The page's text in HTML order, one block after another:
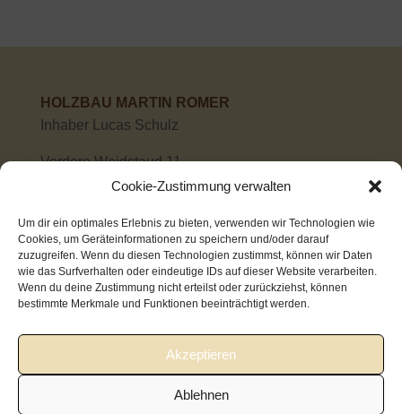
Cookie-Zustimmung verwalten
Um dir ein optimales Erlebnis zu bieten, verwenden wir Technologien wie
Cookies, um Geräteinformationen zu speichern und/oder darauf
zuzugreifen. Wenn du diesen Technologien zustimmst, können wir Daten
wie das Surfverhalten oder eindeutige IDs auf dieser Website verarbeiten.
Wenn du deine Zustimmung nicht erteilst oder zurückziehst, können
bestimmte Merkmale und Funktionen beeinträchtigt werden.
Akzeptieren
Ablehnen
HOLZBAU MARTIN ROMER
Inhaber Lucas Schulz
Vordere Weidstaud 11
78465 Konstanz Dingelsdorf
Impressum
Datenschutzerklärung
Cookie-Richtlinie (EU)